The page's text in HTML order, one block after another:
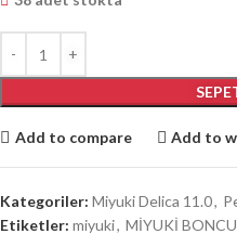
Add to compare Add to
Kategoriler: Miyuki Delica 11.0,
Etiketler: miyuki, MİYUKİ